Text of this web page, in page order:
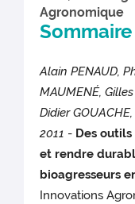
Agronomique
Sommaire
Alain PENAUD,
MAUMENÉ,
Didier
2011 - Des
et rendre
bioagresseurs
Innovations